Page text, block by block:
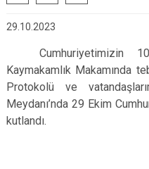
Şahinbey
Şehitkamil
Yavuzeli
29.10.2023
Cumhuriyetimizin
Kaymakamlık Makamında
Protokolü ve
Meydanı’nda 29 Ekim
kutlandı.